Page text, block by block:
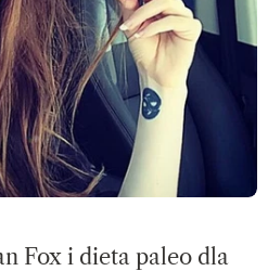
Fox i dieta paleo dla